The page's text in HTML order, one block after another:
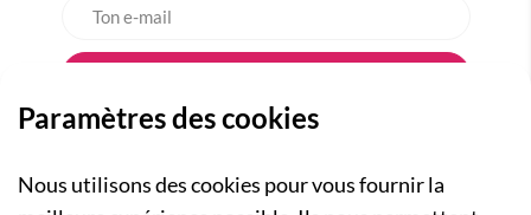
Paramètres des cookies
Nous utilisons des cookies pour vous fournir la